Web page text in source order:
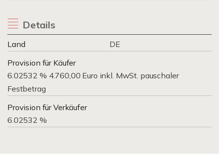
Details
Land
DE
Provision für Käufer
6.02532 % 4.760,00 Euro inkl. MwSt. pauschaler
Festbetrag
Provision für Verkäufer
6.02532 %